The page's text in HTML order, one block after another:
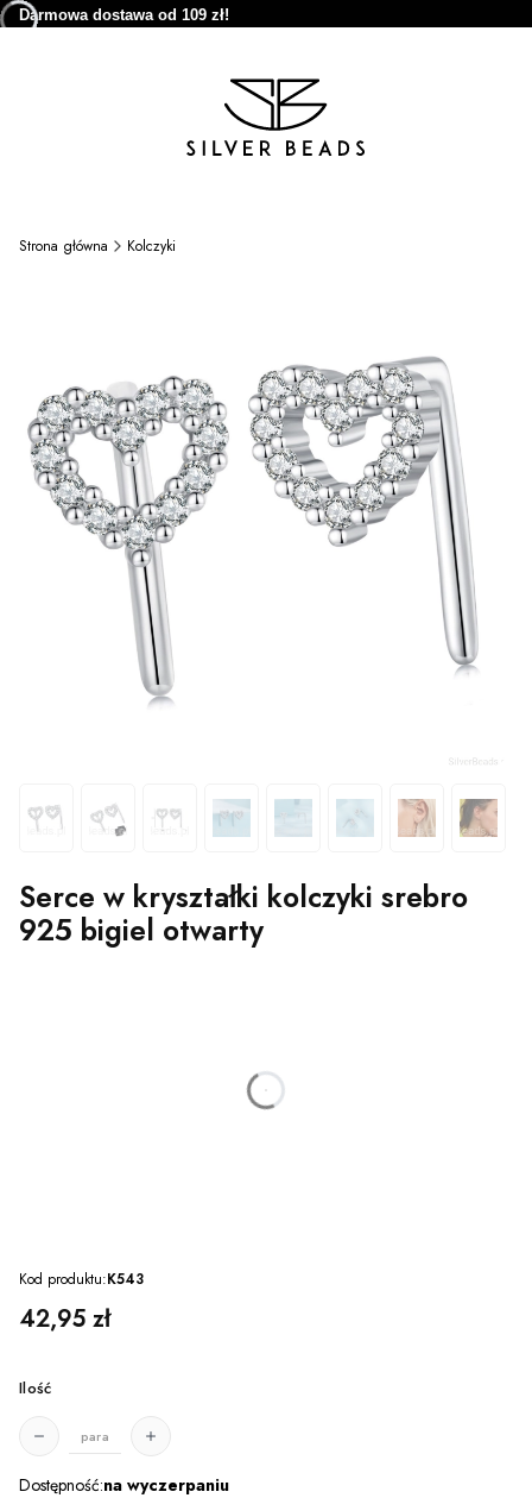
Darmowa dostawa od 109 zł!
Strona główna Kolczyki
Serce w kryształki kolczyki srebro
925 bigiel otwarty
godzin
Kod produktu:K543
Cena
42,95 zł
Ilość
para
Dostępność:na wyczerpaniu